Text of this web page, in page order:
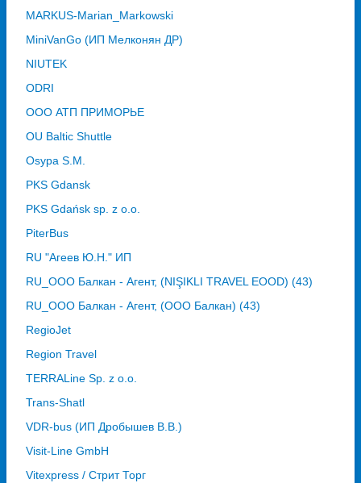
MARKUS-Marian_Markowski
MiniVanGo (ИП Мелконян ДР)
NIUTEK
ODRI
OOO АТП ПРИМОРЬЕ
OU Baltic Shuttle
Osypa S.M.
PKS Gdansk
PKS Gdańsk sp. z o.o.
PiterBus
RU "Агеев Ю.Н." ИП
RU_ООО Балкан - Агент, (NIŞIKLI TRAVEL EOOD) (43)
RU_ООО Балкан - Агент, (ООО Балкан) (43)
RegioJet
Region Travel
TERRALine Sp. z o.o.
Trans-Shatl
VDR-bus (ИП Дробышев В.В.)
Visit-Line GmbH
Vitexpress / Стрит Торг